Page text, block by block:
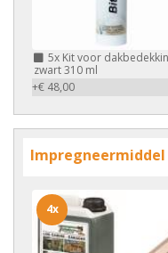
5x Kit voor
zwart 310 ml
+€ 48,00
Impregneermiddel
4x